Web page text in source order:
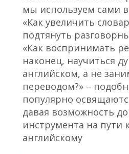
мы используем сами
«Как увеличить
подтянуть
«Как воспринимать
наконец, научиться
английском, а не
переводом?» –
популярно
давая возможность
инструмента на пути
английскому